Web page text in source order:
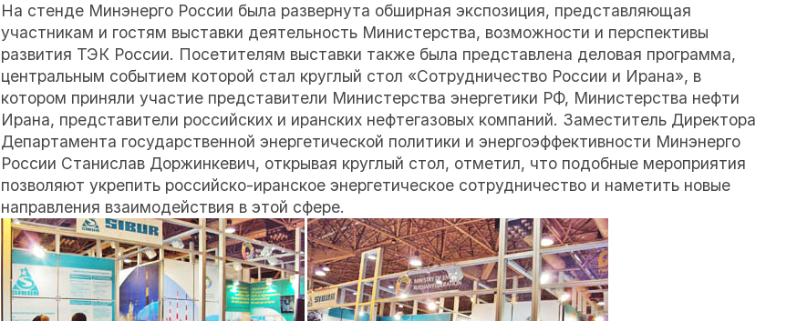
На стенде Минэнерго России была развернута обширная экспозиция, представляющая
участникам и гостям выставки деятельность Министерства, возможности и перспективы
развития ТЭК России. Посетителям выставки также была представлена деловая программа,
центральным событием которой стал круглый стол «Сотрудничество России и Ирана», в
котором приняли участие представители Министерства энергетики РФ, Министерства нефти
Ирана, представители российских и иранских нефтегазовых компаний. Заместитель Директора
Департамента государственной энергетической политики и энергоэффективности Минэнерго
России Станислав Доржинкевич, открывая круглый стол, отметил, что подобные мероприятия
позволяют укрепить российско-иранское энергетическое сотрудничество и наметить новые
направления взаимодействия в этой сфере.